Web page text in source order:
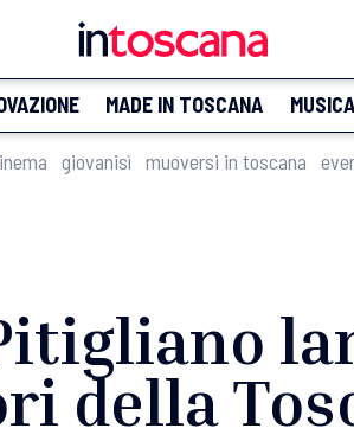
MADE IN TOSCANA MUSICA
giovanisì muoversi in toscana
della